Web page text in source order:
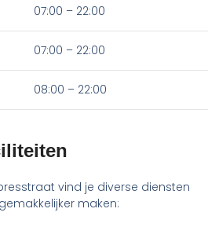
07:00 – 22:00
07:00 – 22:00
08:00 – 22:00
vind je diverse diensten
maken: